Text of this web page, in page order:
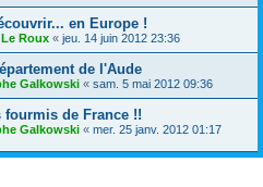
en Europe !
Roux « jeu. 14 juin 2012 23:36
de l'Aude
Galkowski « sam. 5 mai 2012 09:36
fourmis de France !!
Galkowski « mer. 25 janv. 2012 01:17